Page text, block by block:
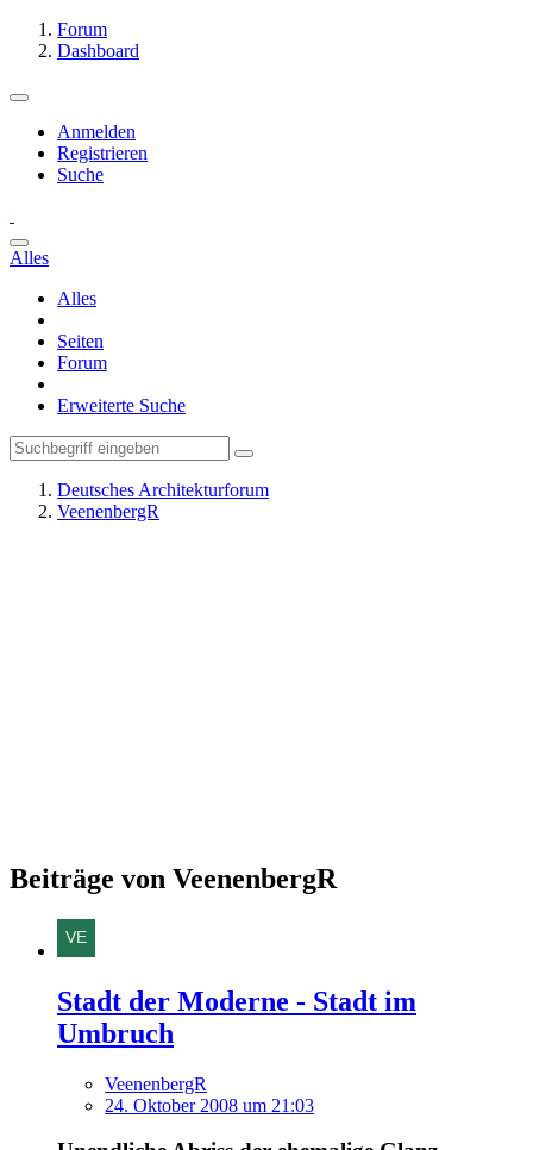
Forum
Dashboard
Anmelden
Registrieren
Suche
Alles
Alles
Seiten
Forum
Erweiterte Suche
Deutsches Architekturforum
VeenenbergR
Beiträge von VeenenbergR
Stadt der Moderne - Stadt im
Umbruch
VeenenbergR
24. Oktober 2008 um 21:03